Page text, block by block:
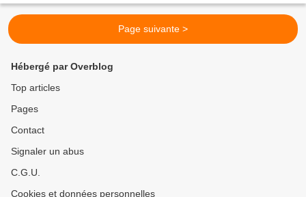
Page suivante >
Hébergé par Overblog
Top articles
Pages
Contact
Signaler un abus
C.G.U.
Cookies et données personnelles